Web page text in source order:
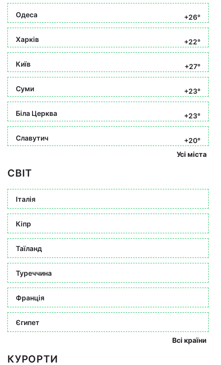
Одеса +26°
Харків +22°
Київ +27°
Суми +23°
Біла Церква +23°
Славутич
+20°
Усі міста
СВІТ
Італія
Кіпр
Таїланд
Туреччина
Франція
Єгипет
Всі країни
КУРОРТИ